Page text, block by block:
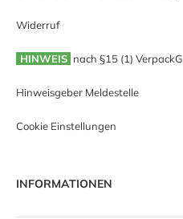
Widerruf
HINWEIS nach §15 (1) VerpackG
Hinweisgeber Meldestelle
Cookie Einstellungen
INFORMATIONEN